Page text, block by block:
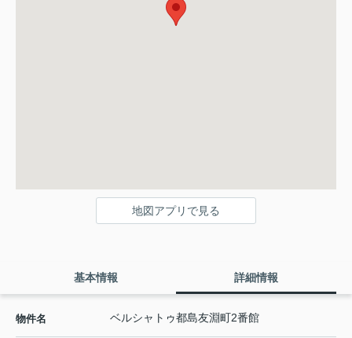
地図アプリで見る
基本情報 詳細情報
物件名 ベルシャトゥ都島友淵町2番館